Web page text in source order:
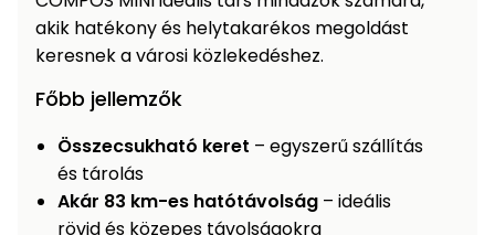
akik hatékony és helytakarékos megoldást
keresnek a városi közlekedéshez.
Főbb jellemzők
Összecsukható keret – egyszerű szállítás
és tárolás
Akár 83 km-es hatótávolság – ideális
rövid és közepes távolságokra